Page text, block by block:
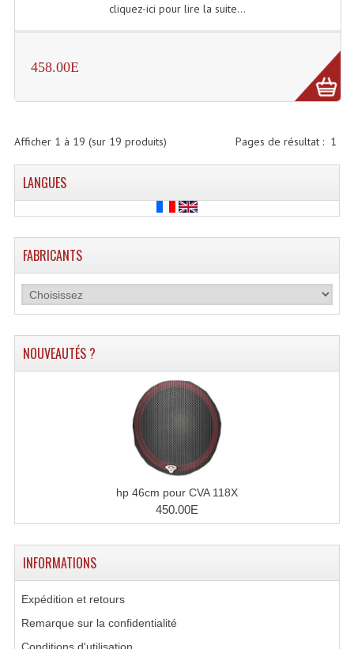
LISTE DU MATERIEL D'OCCASION
cliquez-ici pour lire la suite...
458.00E
Pages de résultat : 1
Afficher 1 à 19 (sur 19 produits)
LANGUES
FABRICANTS
NOUVEAUTÉS ?
hp 46cm pour CVA 118X
450.00E
INFORMATIONS
Expédition et retours
Remarque sur la confidentialité